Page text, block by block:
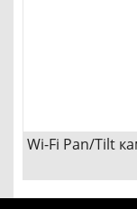
Wi-Fi Pan/Tilt